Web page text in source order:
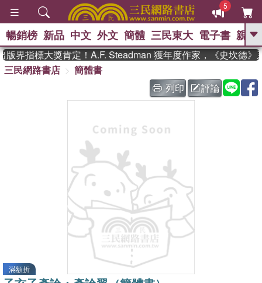
5
GO
The Odyssey 、 父親節 、 如果歷
史是一群喵 、 暑期推薦 、 國際布克
偉大的迷走神經
暢銷榜 新品 中文 外文 簡體 三民東大 電子書 親子
界指標大獎肯定！A.F. Steadman 獲年度作家，《史坎德》
三民網路書店
簡體書
列印
評論
滿額折